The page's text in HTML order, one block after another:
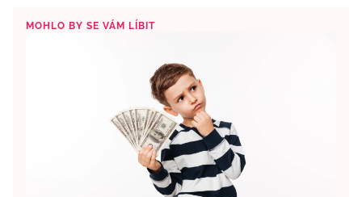
MOHLO BY SE VÁM LÍBIT